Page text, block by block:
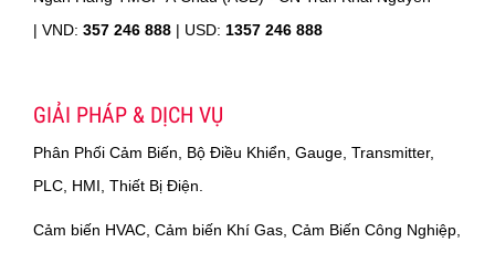
| VND: 357 246 888 | USD: 1357 246 888
GIẢI PHÁP & DỊCH VỤ
Phân Phối Cảm Biến, Bộ Điều Khiển, Gauge, Transmitter,
PLC, HMI, Thiết Bị Điện.
Cảm biến HVAC, Cảm biến Khí Gas, Cảm Biến Công Nghiệp,